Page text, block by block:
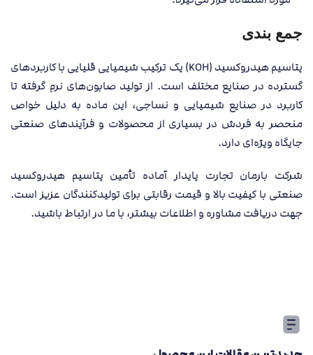
جمع بندی
پتاسیم هیدروکسید (KOH) یک ترکیب شیمیایی قلیایی با کاربردهای
گسترده در صنایع مختلف است. از تولید صابون‌های نرم گرفته تا
کاربرد در صنایع شیمیایی و نساجی، این ماده به دلیل خواص
منحصر به فردش در بسیاری از محصولات و فرآیندهای صنعتی
جایگاه ویژه‌ای دارد.
شرکت بارمان تجارت پایدار آماده تأمین پتاسیم هیدروکسید
صنعتی با کیفیت بالا و قیمت رقابتی برای تولیدکنندگان عزیز است.
جهت دریافت مشاوره و اطلاعات بیشتر، با ما در ارتباط باشید.